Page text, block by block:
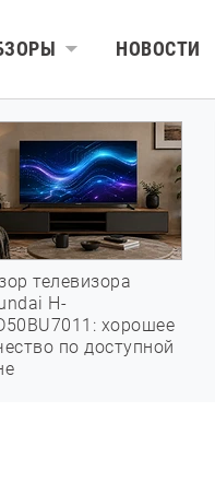
НОВОСТИ
телевизора
H-
хорошее
по доступной